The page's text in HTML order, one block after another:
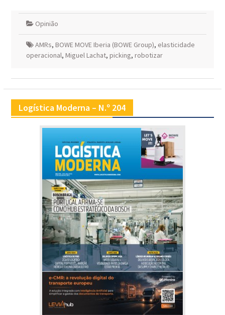
Opinião
AMRs, BOWE MOVE Iberia (BOWE Group), elasticidade
operacional, Miguel Lachat, picking, robotizar
Logística Moderna – N.º 204